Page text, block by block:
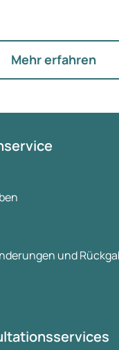
Medizinisch
Hormone, den
Eierstöcke.
Mehr erfahren
und